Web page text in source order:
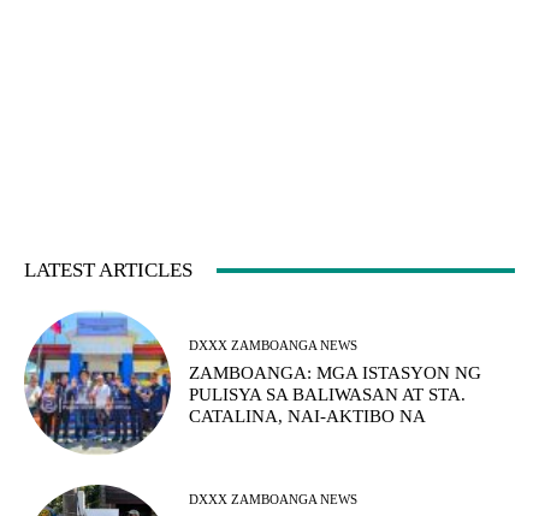
LATEST ARTICLES
DXXX ZAMBOANGA NEWS
ZAMBOANGA: MGA ISTASYON NG
PULISYA SA BALIWASAN AT STA.
CATALINA, NAI-AKTIBO NA
DXXX ZAMBOANGA NEWS